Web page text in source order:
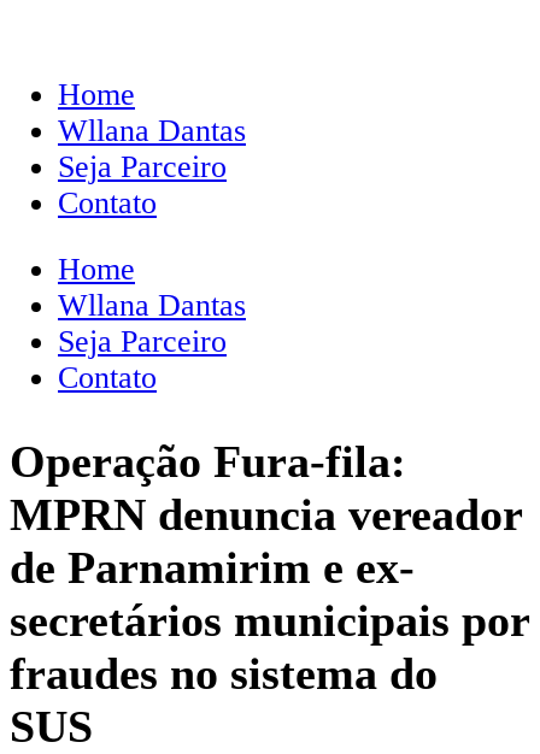
Home
Wllana Dantas
Seja Parceiro
Contato
Home
Wllana Dantas
Seja Parceiro
Contato
Operação Fura-fila:
MPRN denuncia vereador
de Parnamirim e ex-
secretários municipais por
fraudes no sistema do
SUS